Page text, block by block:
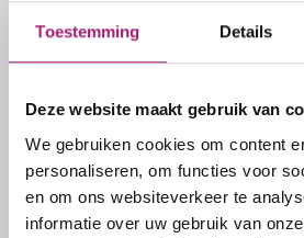
Toestemming Details
Deze website maakt gebruik van
We gebruiken cookies om content
personaliseren, om functies voor
en om ons websiteverkeer te
informatie over uw gebruik van
Afvallen met medicijnen
Kom ik in aanmerking?
Het traject
Specialisten
Dr. Theo Aufenacker